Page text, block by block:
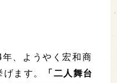
、ようやく宏和商
ます。
「二人舞台